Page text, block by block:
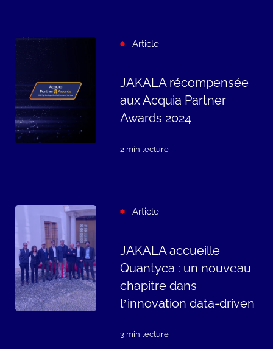
Article
JAKALA récompensée
aux Acquia Partner
Awards 2024
2 min lecture
Article
JAKALA accueille
Quantyca : un nouveau
chapitre dans
l’innovation data-driven
3 min lecture